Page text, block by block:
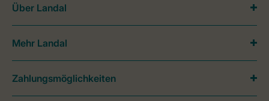
Über Landal
Mehr Landal
Zahlungsmöglichkeiten